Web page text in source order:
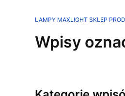
LAMPY MAXLIGHT SKLEP
Wpisy